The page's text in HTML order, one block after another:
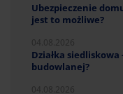
Ubezpieczenie
jest to możliwe?
Działka siedliskowa
budowlanej?